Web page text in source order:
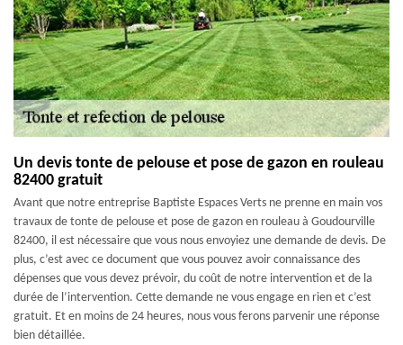
Un devis tonte de pelouse et pose de gazon en rouleau
82400 gratuit
Avant que notre entreprise Baptiste Espaces Verts ne prenne en main vos
travaux de tonte de pelouse et pose de gazon en rouleau à Goudourville
82400, il est nécessaire que vous nous envoyiez une demande de devis. De
plus, c’est avec ce document que vous pouvez avoir connaissance des
dépenses que vous devez prévoir, du coût de notre intervention et de la
durée de l’intervention. Cette demande ne vous engage en rien et c’est
gratuit. Et en moins de 24 heures, nous vous ferons parvenir une réponse
bien détaillée.